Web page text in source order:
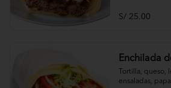
S/ 25.00
Enchilada
Tortilla, queso,
ensaladas,